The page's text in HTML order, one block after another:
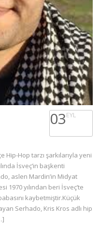
03EYL
Hop tarzı şarkılarıyla yeni
İsveç’in başkenti
aslen Mardin’in Midyat
1970 yılından beri İsveç’te
kaybetmiştir.Küçük
Serhado, Kris Kros adlı hip